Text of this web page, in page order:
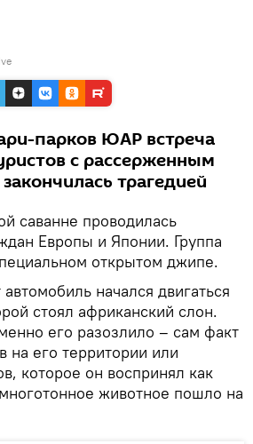
парков ЮАР встреча
с рассерженным
трагедией
саванне проводилась
Европы и Японии. Группа
открытом джипе.
начался двигаться
стоял африканский слон.
его разозлило – сам факт
на его территории или
которое он воспринял как
животное пошло на